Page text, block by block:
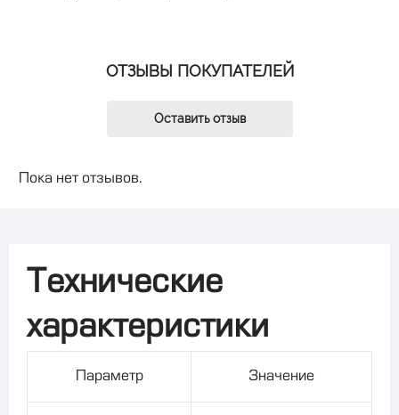
ОТЗЫВЫ ПОКУПАТЕЛЕЙ
Оставить отзыв
Пока нет отзывов.
Технические
характеристики
Параметр Значение